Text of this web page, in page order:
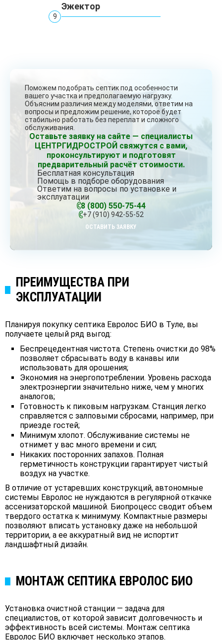
Эжектор
9
Поможем подобрать септик под особенности
вашего участка и предполагаемую нагрузку.
Объясним различия между моделями, ответим на
вопросы и предложим решение, которое будет
стабильно работать без переплат и сложного
обслуживания.
Оставьте заявку на сайте — специалисты
ЦЕНТРГИДРОСТРОЙ свяжутся с вами,
проконсультируют и подготовят
предварительный расчёт стоимости.
Бесплатная консультация
Помощь в подборе оборудования
Ответим на вопросы по установке и
эксплуатации
8 (800) 550-75-44
+7 (910) 942-55-52
ОСТАВИТЬ ЗАЯВКУ
ПРЕИМУЩЕСТВА ПРИ
ЭКСПЛУАТАЦИИ
Планируя покупку септика Евролос БИО в Туле, вы
получаете целый ряд выгод:
Беспрецедентная чистота. Степень очистки до 98%
позволяет сбрасывать воду в канавы или
использовать для орошения;
Экономия на энергопотреблении. Уровень расхода
электроэнергии значительно ниже, чем у многих
аналогов;
Готовность к пиковым нагрузкам. Станция легко
справляется с залповыми сбросами, например, при
приезде гостей;
Минимум хлопот. Обслуживание системы не
отнимет у вас много времени и сил;
Никаких посторонних запахов. Полная
герметичность конструкции гарантирует чистый
воздух на участке.
В отличие от устаревших конструкций, автономные
системы Евролос не нуждаются в регулярной откачке
ассенизаторской машиной. Биопроцесс сводит объем
твердого остатка к минимуму. Компактные размеры
позволяют вписать установку даже на небольшой
территории, а ее аккуратный вид не испортит
ландшафтный дизайн.
МОНТАЖ СЕПТИКА ЕВРОЛОС БИО
Установка очистной станции — задача для
специалистов, от которой зависит долговечность и
эффективность всей системы. Монтаж септика
Евролос БИО включает несколько этапов.